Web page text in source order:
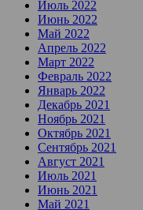
Июль 2022
Июнь 2022
Май 2022
Апрель 2022
Март 2022
Февраль 2022
Январь 2022
Декабрь 2021
Ноябрь 2021
Октябрь 2021
Сентябрь 2021
Август 2021
Июль 2021
Июнь 2021
Май 2021